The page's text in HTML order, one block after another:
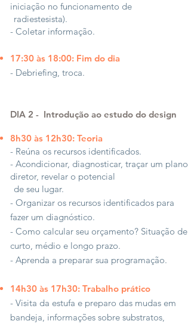
iniciação no funcionamento de
radiestesista).
- Coletar informação.
17:30 às 18:00: Fim do dia
- Debriefing, troca.
DIA 2 - Introdução ao estudo do design
8h30 às 12h30: Teoria
- Reúna os recursos identificados.
- Acondicionar, diagnosticar, traçar um plano
diretor, revelar o potencial
de seu lugar.
- Organizar os recursos identificados para
fazer um diagnóstico.
- Como calcular seu orçamento? Situação de
curto, médio e longo prazo.
- Aprenda a preparar sua programação.
14h30 às 17h30: Trabalho prático
- Visita da estufa e preparo das mudas em
bandeja, informações sobre substratos,